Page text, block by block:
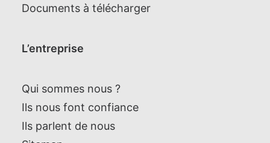
Documents à télécharger
L’entreprise
Qui sommes nous ?
Ils nous font confiance
Ils parlent de nous